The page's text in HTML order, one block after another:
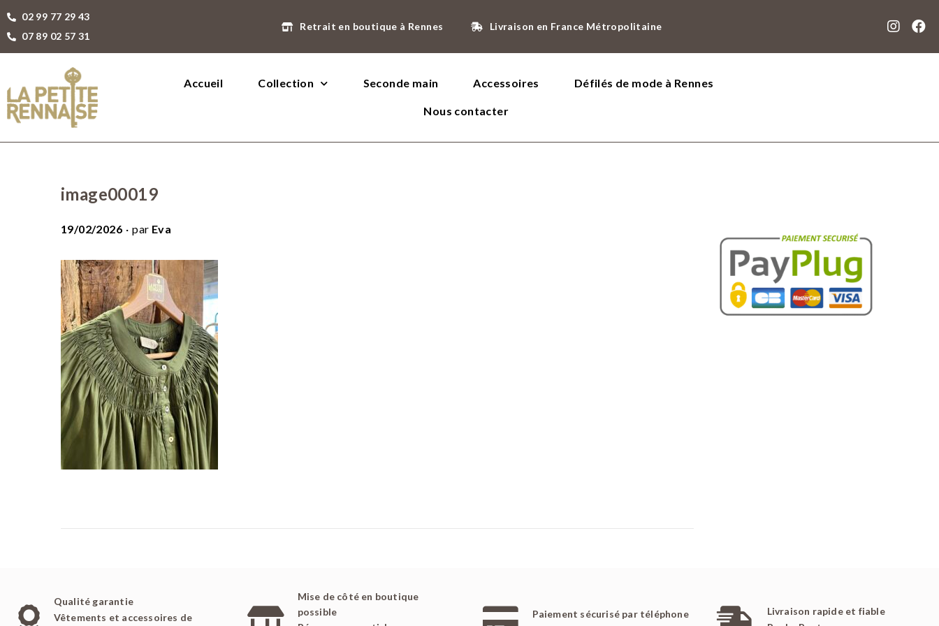
02 99 77 29 43
07 89 02 57 31
Retrait en boutique à Rennes Livraison en France Métropolitaine
Accueil Collection Seconde main Accessoires Défilés de mode à Rennes
Nous contacter
image00019
P
b
l
i
é
l
e
19/02/2026 . par Eva
Qualité garantie
Vêtements et accessoires de
Mise de côté en boutique
possible
Paiement sécurisé par téléphone
Livraison rapide et fiable